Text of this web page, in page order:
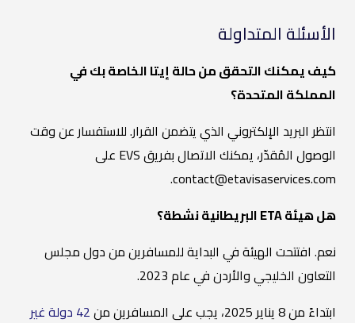
الأسئلة المتداولة
كيف يمكنك التحقق من حالة إيتا الخاصة بك في
المملكة المتحدة؟
انتظر البريد الإلكتروني الذي يتضمن القرار. للاستفسار عن وقت
الوصول المُقدّر، يمكنك الاتصال بفريق EVS على
contact@etavisaservices.com.
هل هيئة ETA البريطانية نشطة؟
نعم. افتتحت الهيئة في البداية للمسافرين من دول مجلس
التعاون الخليجي والأردن في عام 2023.
ابتداءً من 8 يناير 2025، يجب على المسافرين من
42 دولة غير